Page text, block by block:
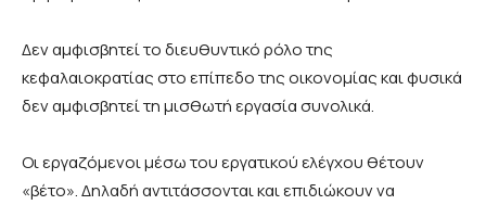
Δεν αμφισβητεί το διευθυντικό ρόλο της
κεφαλαιοκρατίας στο επίπεδο της οικονομίας και φυσικά
δεν αμφισβητεί τη μισθωτή εργασία συνολικά.
Οι εργαζόμενοι μέσω του εργατικού ελέγχου θέτουν
«βέτο». Δηλαδή αντιτάσσονται και επιδιώκουν να